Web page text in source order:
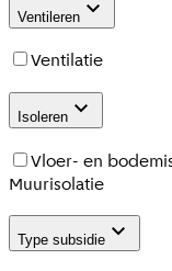
Ventileren
Ventilatie
Isoleren
Vloer- en
Muurisolatie
Type subsidie